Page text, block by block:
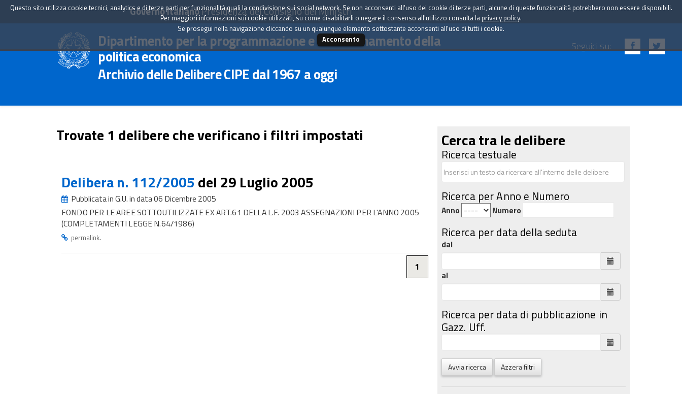
Governo ItalianoPresidenza del Consiglio dei Ministri
Dipartimento per la programmazione e il coordinamento della
politica economica
Archivio delle Delibere CIPE dal 1967 a oggi
Seguici su:
Trovate 1 delibere che verificano i filtri impostati
Delibera n. 112/2005 del 29 Luglio 2005
Pubblicata in G.U. in data 06 Dicembre 2005
FONDO PER LE AREE SOTTOUTILIZZATE EX ART.61 DELLA L.F. 2003 ASSEGNAZIONI PER L'ANNO 2005
(COMPLETAMENTI LEGGE N.64/1986)
permalink.
1
Cerca tra le delibere
Ricerca testuale
Ricerca per Anno e Numero
Anno Numero
Ricerca per data della seduta
dal
al
Ricerca per data di pubblicazione in
Gazz. Uff.
Avvia ricerca Azzera filtri
Questo sito utilizza cookie tecnici, analytics e di terze parti per funzionalità quali la condivisione sui social network. Se non acconsenti all'uso dei cookie di terze parti, alcune di queste funzionalità potrebbero non essere disponibili.
Per maggiori informazioni sui cookie utilizzati, su come disabilitarli o negare il consenso all'utilizzo consulta la privacy policy.
Se prosegui nella navigazione cliccando su un qualunque elemento sottostante acconsenti all'uso di tutti i cookie.
Acconsento